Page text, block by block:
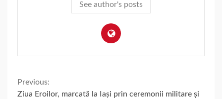
See author's posts
Continue
Previous:
Ziua Eroilor, marcată la Iași prin ceremonii militare și